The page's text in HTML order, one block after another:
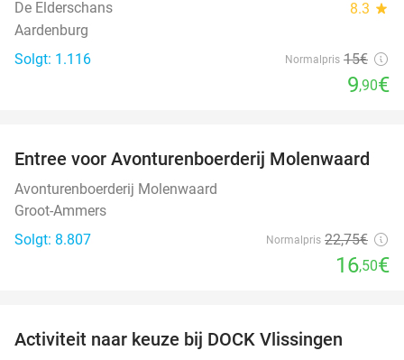
De Elderschans 8.3 star
Aardenburg
Solgt: 1.116
Normalpris 15€
9,90€
27%
Entree voor Avonturenboerderij Molenwaard
Avonturenboerderij Molenwaard
Groot-Ammers
Solgt: 8.807
Normalpris 22,75€
16,50€
Activiteit naar keuze bij DOCK Vlissingen